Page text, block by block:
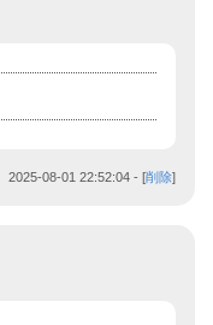
2025-08-01 22:52:04 - [削除]